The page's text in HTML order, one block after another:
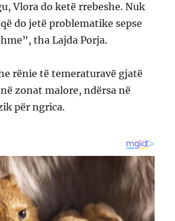
Vlora do ketë rrebeshe. Nuk
do jetë problematike sepse
tha Lajda Porja.
rënie të temeraturavë gjatë
zonat malore, ndërsa në
për ngrica.